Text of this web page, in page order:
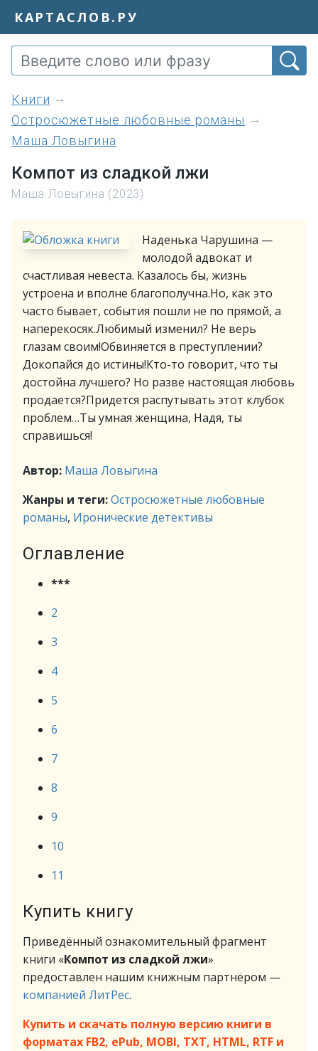
КАРТАСЛОВ.РУ
книги
Остросюжетные любовные романы
Маша Ловыгина
Компот из сладкой лжи
Маша Ловыгина (2023)
Наденька Чарушина —
молодой адвокат и
счастливая невеста. Казалось бы, жизнь
устроена и вполне благополучна.Но, как это
часто бывает, события пошли не по прямой, а
наперекосяк.Любимый изменил? Не верь
глазам своим!Обвиняется в преступлении?
Докопайся до истины!Кто-то говорит, что ты
достойна лучшего? Но разве настоящая любовь
продается?Придется распутывать этот клубок
проблем…Ты умная женщина, Надя, ты
справишься!
Автор: Маша Ловыгина
Жанры и теги:Остросюжетные любовные
романы, Иронические детективы
Оглавление
***
2
3
4
5
6
7
8
9
10
11
Купить книгу
Приведённый ознакомительный фрагмент
книги «Компот из сладкой лжи»
предоставлен нашим книжным партнёром —
компанией ЛитРес.
Купить и скачать полную версию книги в
форматах FB2, ePub, MOBI, TXT, HTML, RTF и